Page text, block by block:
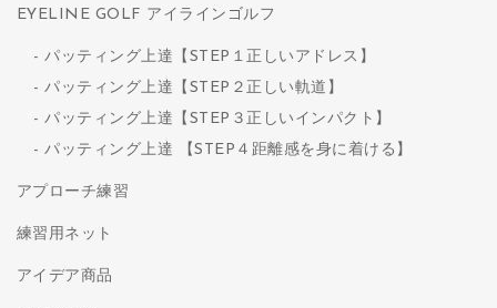
EYELINE GOLF アイラインゴルフ
パッティング上達【STEP１正しいアドレス】
パッティング上達【STEP２正しい軌道】
パッティング上達【STEP３正しいインパクト】
パッティング上達 【STEP４距離感を身に着ける】
アプローチ練習
練習用ネット
アイデア商品